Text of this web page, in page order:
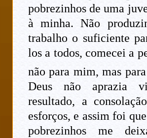
pobrezinhos de uma
à minha. Não
trabalho o suficiente
los a todos, comecei a
não para mim, mas
Deus não aprazia
resultado, a
esforços, e assim foi
pobrezinhos me